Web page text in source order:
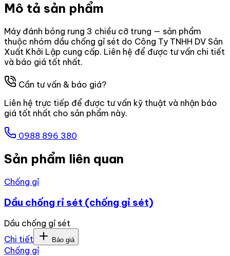
Mô tả sản phẩm
Máy đánh bóng rung 3 chiều cỡ trung — sản phẩm
thuộc nhóm dầu chống gỉ sét do Công Ty TNHH DV Sản
Xuất Khởi Lập cung cấp. Liên hệ để được tư vấn chi tiết
và báo giá tốt nhất.
Cần tư vấn & báo giá?
Liên hệ trực tiếp để được tư vấn kỹ thuật và nhận báo
giá tốt nhất cho sản phẩm này.
0988 896 380
Sản phẩm liên quan
Chống gỉ
Dầu chống rỉ sét (chống gỉ sét)
Dầu chống gỉ sét
Chi tiết
Báo giá
Chống gỉ